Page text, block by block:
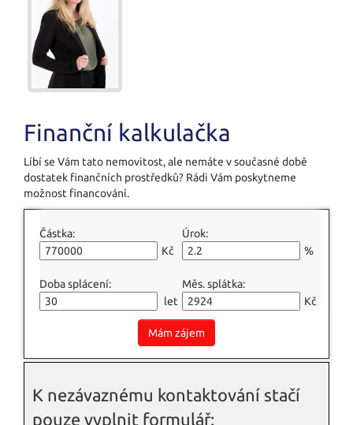
Finanční kalkulačka
Líbí se Vám tato nemovitost, ale nemáte v současné době
dostatek finančních prostředků? Rádi Vám poskytneme
možnost financování.
Částka:
Kč
Úrok:
%
Doba splácení:
let
Měs. splátka:
Kč
Mám zájem
K nezávaznému kontaktování stačí
pouze vyplnit formulář: